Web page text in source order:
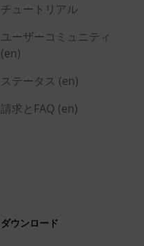
チュートリアル
ユーザーコミュニティ
(en)
ステータス (en)
請求とFAQ (en)
ダウンロード